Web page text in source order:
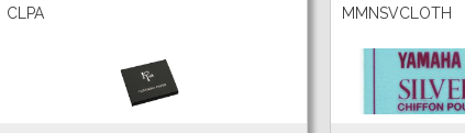
CLPA
MMNSVCLOTH